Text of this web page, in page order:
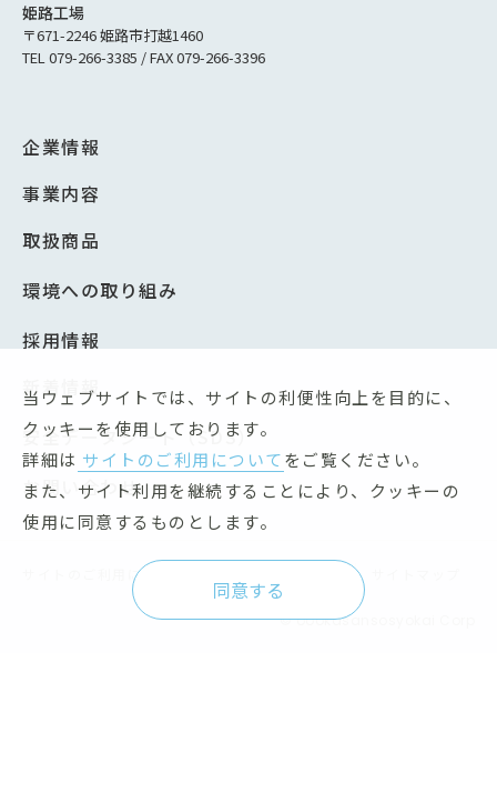
姫路工場
〒671-2246 姫路市打越1460
TEL 079-266-3385 / FAX 079-266-3396
企業情報
事業内容
取扱商品
環境への取り組み
採用情報
新着情報
安全データシート（SDS）
お問い合わせ
サイトのご利用について
© oookasansosyokai Corp
当ウェブサイトでは、サイトの利便性向上を目的に、
クッキーを使用しております。
詳細は サイトのご利用についてをご覧ください。
また、サイト利用を継続することにより、クッキーの
使用に同意するものとします。
同意する